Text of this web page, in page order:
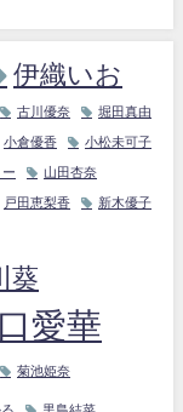
伊織いお
古川優奈 堀田真由
小倉優香 小松未可子
山田杏奈
戸田恵梨香 新木優子
葵
愛華
菊池姫奈